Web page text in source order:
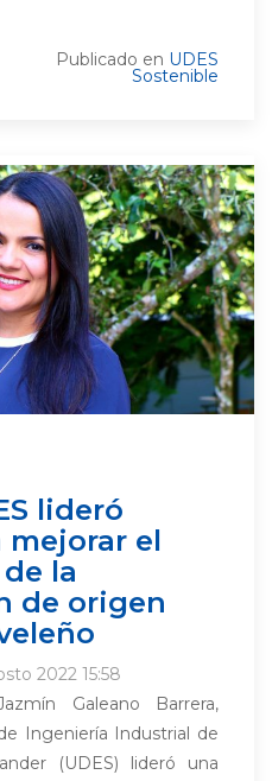
Publicado en UDES
Sostenible
lideró
mejorar el
la
de origen
2022 15:58
Galeano Barrera,
Ingeniería Industrial de
(UDES) lideró una